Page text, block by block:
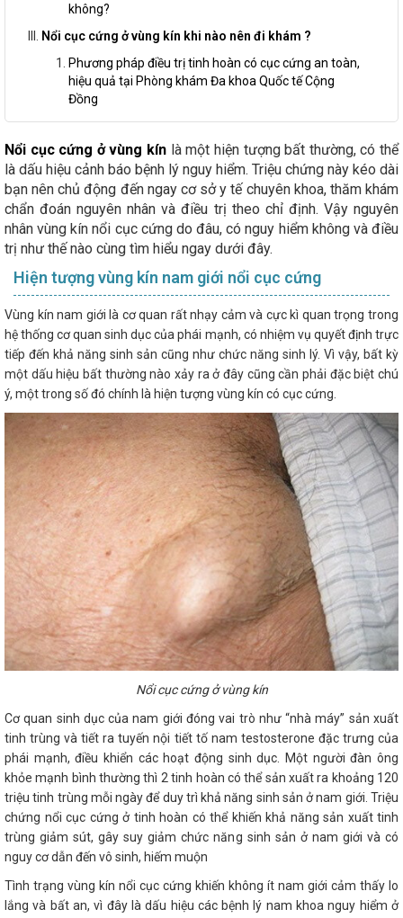
không?
Nổi cục cứng ở vùng kín khi nào nên đi khám ?
Phương pháp điều trị tinh hoàn có cục cứng an toàn,
hiệu quả tại Phòng khám Đa khoa Quốc tế Cộng
Đồng
Nổi cục cứng ở vùng kín là một hiện tượng bất thường, có thể
là dấu hiệu cảnh báo bệnh lý nguy hiểm. Triệu chứng này kéo dài
bạn nên chủ động đến ngay cơ sở y tế chuyên khoa, thăm khám
chẩn đoán nguyên nhân và điều trị theo chỉ định. Vậy nguyên
nhân vùng kín nổi cục cứng do đâu, có nguy hiểm không và điều
trị như thế nào cùng tìm hiểu ngay dưới đây.
Hiện tượng vùng kín nam giới nổi cục cứng
Vùng kín nam giới là cơ quan rất nhạy cảm và cực kì quan trọng trong
hệ thống cơ quan sinh dục của phái mạnh, có nhiệm vụ quyết định trực
tiếp đến khả năng sinh sản cũng như chức năng sinh lý. Vì vậy, bất kỳ
một dấu hiệu bất thường nào xảy ra ở đây cũng cần phải đặc biệt chú
ý, một trong số đó chính là hiện tượng vùng kín có cục cứng.
Nổi cục cứng ở vùng kín
Cơ quan sinh dục của nam giới đóng vai trò như “nhà máy” sản xuất
tinh trùng và tiết ra tuyến nội tiết tố nam testosterone đặc trưng của
phái mạnh, điều khiển các hoạt động sinh dục. Một người đàn ông
khỏe mạnh bình thường thì 2 tinh hoàn có thể sản xuất ra khoảng 120
triệu tinh trùng mỗi ngày để duy trì khả năng sinh sản ở nam giới. Triệu
chứng nổi cục cứng ở tinh hoàn có thể khiến khả năng sản xuất tinh
trùng giảm sút, gây suy giảm chức năng sinh sản ở nam giới và có
nguy cơ dẫn đến vô sinh, hiếm muộn
Tình trạng vùng kín nổi cục cứng khiến không ít nam giới cảm thấy lo
lắng và bất an, vì đây là dấu hiệu các bệnh lý nam khoa nguy hiểm ở